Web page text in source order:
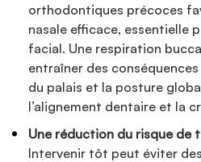
orthodontiques précoces
nasale efficace, essentielle
facial. Une respiration
entraîner des
du palais et la posture
l’alignement dentaire et la
Une réduction du risque de
Intervenir tôt peut éviter